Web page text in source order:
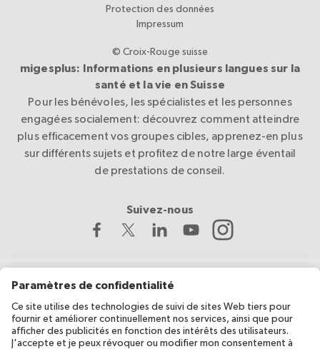
Protection des données
Impressum
© Croix-Rouge suisse
migesplus: Informations en plusieurs langues sur la
santé et la vie en Suisse
Pour les bénévoles, les spécialistes et les personnes
engagées socialement: découvrez comment atteindre
plus efficacement vos groupes cibles, apprenez-en plus
sur différents sujets et profitez de notre large éventail
de prestations de conseil.
Suivez-nous
La Croix-Rouge suisse développe et coordonne migesplus,